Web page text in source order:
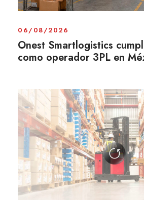
06/08/2026
Onest Smartlogistics
como operador 3PL en